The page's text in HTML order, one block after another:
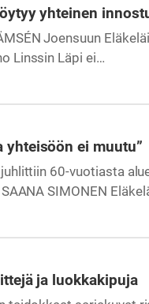
yhteinen
Joensuun
Linssin Läpi ei…
yhteisöön ei muutu”
60-vuotiasta
SIMONEN
ja luokkakipuja